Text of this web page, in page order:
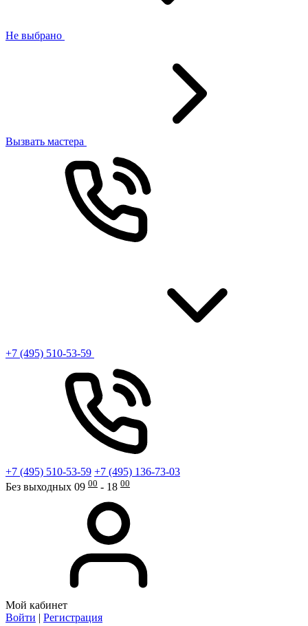
Не выбрано
Вызвать мастера
+7 (495) 510-53-59
+7 (495) 510-53-59 +7 (495) 136-73-03
Без выходных 09 00 - 18 00
Мой кабинет
Войти | Регистрация